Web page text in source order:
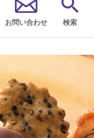
お問い合わせ 検索